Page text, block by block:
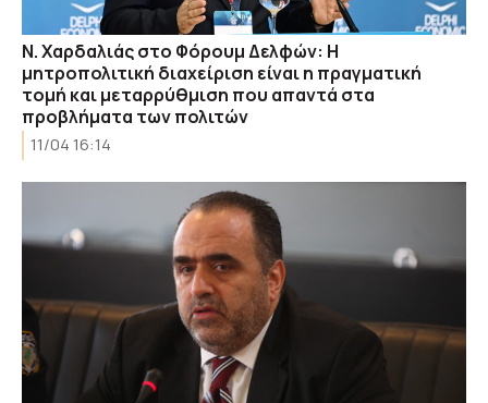
Ν. Χαρδαλιάς στο Φόρουμ Δελφών: Η
μητροπολιτική διαχείριση είναι η πραγματική
τομή και μεταρρύθμιση που απαντά στα
προβλήματα των πολιτών
11/04 16:14